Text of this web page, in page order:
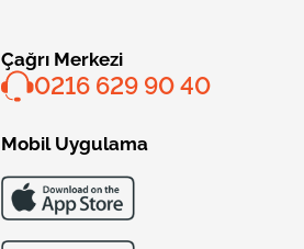
Çağrı Merkezi
0216 629 90 40
Mobil Uygulama